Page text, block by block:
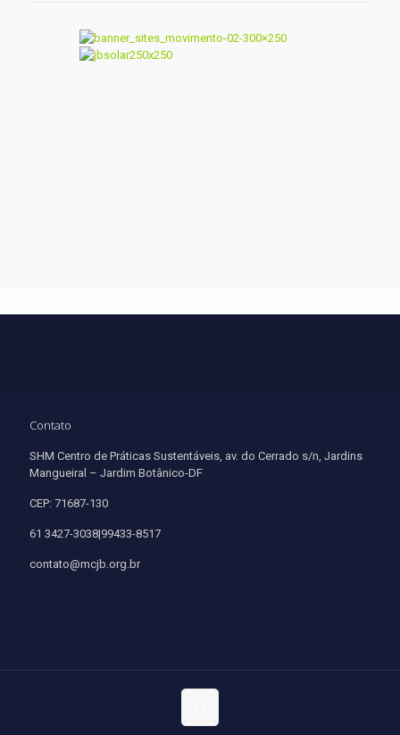
Contato
SHM Centro de Práticas Sustentáveis, av. do Cerrado s/n, Jardins
Mangueiral – Jardim Botânico-DF
CEP: 71687-130
61 3427-3038|99433-8517
contato@mcjb.org.br